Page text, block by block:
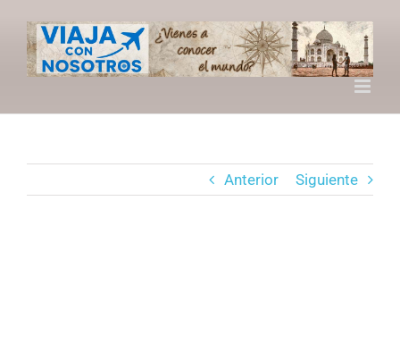
contenido
Anterior Siguiente